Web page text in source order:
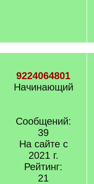
9224064801
Начинающий
Сообщений:
39
На сайте с
2021 г.
Рейтинг:
21